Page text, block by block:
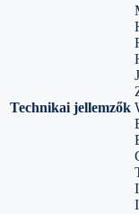
Technikai jellemzők